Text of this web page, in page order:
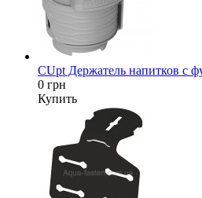
CUpt Держатель напитков с
0 грн
Купить